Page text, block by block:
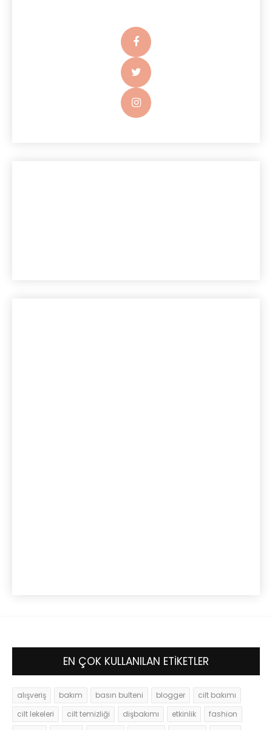
EN ÇOK KULLANILAN ETİKETLER
alışveriş bakım basın bulteni blogger
cilt bakımı
cilt lekeleri
cilt temizliği dişbakımı etkinlik
fashion